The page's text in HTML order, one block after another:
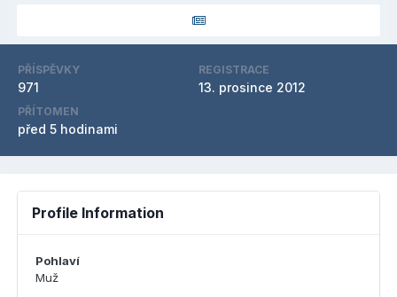
PŘÍSPĚVKY
971
REGISTRACE
13. prosince 2012
PŘÍTOMEN
před 5 hodinami
Profile Information
Pohlaví
Muž